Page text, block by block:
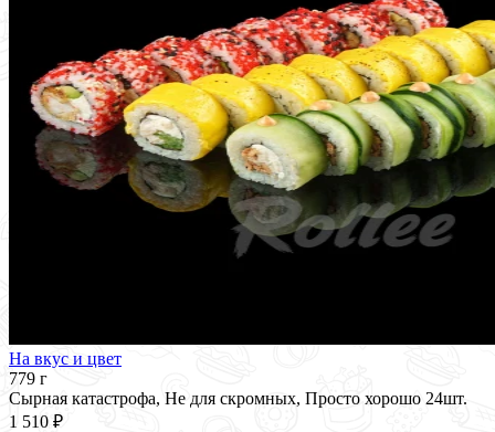
На вкус и цвет
779 г
Сырная катастрофа, Не для скромных, Просто хорошо 24шт.
1 510 ₽